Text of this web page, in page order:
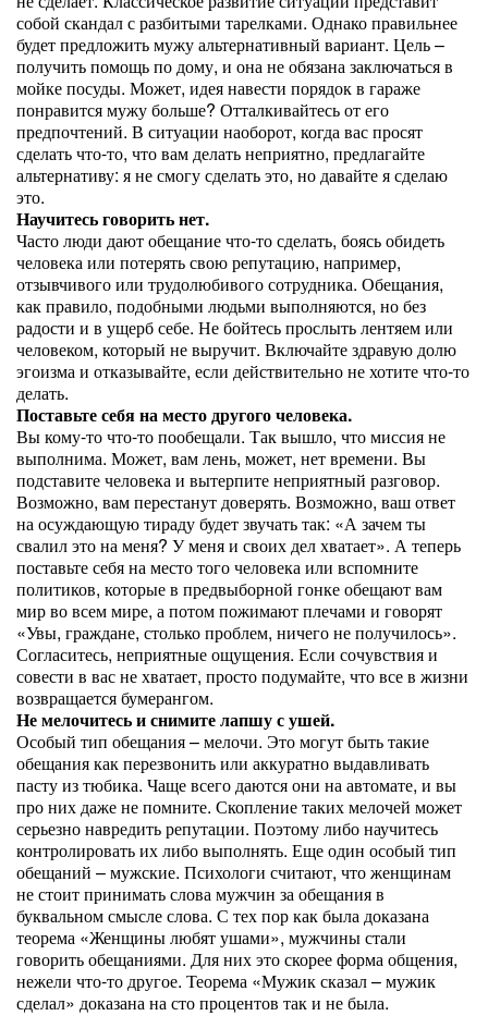
собой скандал с разбитыми тарелками. Однако правильнее
будет предложить мужу альтернативный вариант. Цель –
получить помощь по дому, и она не обязана заключаться в
мойке посуды. Может, идея навести порядок в гараже
понравится мужу больше? Отталкивайтесь от его
предпочтений. В ситуации наоборот, когда вас просят
сделать что-то, что вам делать неприятно, предлагайте
альтернативу: я не смогу сделать это, но давайте я сделаю
это.
Научитесь говорить нет.
Часто люди дают обещание что-то сделать, боясь обидеть
человека или потерять свою репутацию, например,
отзывчивого или трудолюбивого сотрудника. Обещания,
как правило, подобными людьми выполняются, но без
радости и в ущерб себе. Не бойтесь прослыть лентяем или
человеком, который не выручит. Включайте здравую долю
эгоизма и отказывайте, если действительно не хотите что-то
делать.
Поставьте себя на место другого человека.
Вы кому-то что-то пообещали. Так вышло, что миссия не
выполнима. Может, вам лень, может, нет времени. Вы
подставите человека и вытерпите неприятный разговор.
Возможно, вам перестанут доверять. Возможно, ваш ответ
на осуждающую тираду будет звучать так: «А зачем ты
свалил это на меня? У меня и своих дел хватает». А теперь
поставьте себя на место того человека или вспомните
политиков, которые в предвыборной гонке обещают вам
мир во всем мире, а потом пожимают плечами и говорят
«Увы, граждане, столько проблем, ничего не получилось».
Согласитесь, неприятные ощущения. Если сочувствия и
совести в вас не хватает, просто подумайте, что все в жизни
возвращается бумерангом.
Не мелочитесь и снимите лапшу с ушей.
Особый тип обещания – мелочи. Это могут быть такие
обещания как перезвонить или аккуратно выдавливать
пасту из тюбика. Чаще всего даются они на автомате, и вы
про них даже не помните. Скопление таких мелочей может
серьезно навредить репутации. Поэтому либо научитесь
контролировать их либо выполнять. Еще один особый тип
обещаний – мужские. Психологи считают, что женщинам
не стоит принимать слова мужчин за обещания в
буквальном смысле слова. С тех пор как была доказана
теорема «Женщины любят ушами», мужчины стали
говорить обещаниями. Для них это скорее форма общения,
нежели что-то другое. Теорема «Мужик сказал – мужик
сделал» доказана на сто процентов так и не была.